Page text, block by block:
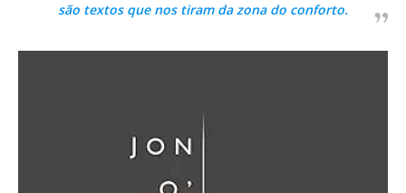
são textos que nos tiram da zona do conforto.